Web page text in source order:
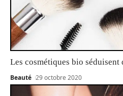
Les cosmétiques bio séduisent
Beauté 29 octobre 2020